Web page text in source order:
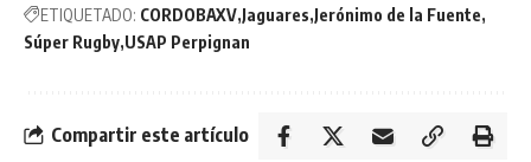
ETIQUETADO: CORDOBAXV Jaguares Jerónimo de la Fuente
Súper Rugby USAP Perpignan
Compartir este artículo